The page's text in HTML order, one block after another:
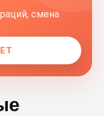
смена